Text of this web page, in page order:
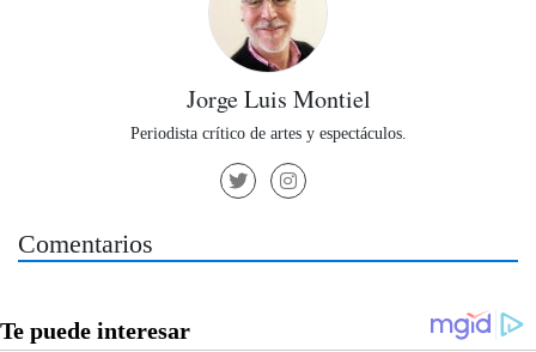
Jorge Luis Montiel
Periodista crítico de artes y espectáculos.
Comentarios